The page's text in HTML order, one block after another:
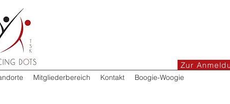
Mitgliederbereich Kontakt Boogie-Woogie
Zur